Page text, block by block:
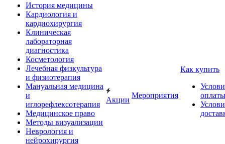
История медицины
Кардиология и
кардиохирургия
Клиническая
лабораторная
диагностика
Косметология
Лечебная физкультура
и физиотерапия
Мануальная медицина
и
иглорефлексотерапия
Медицинское право
Методы визуализации
Неврология и
нейрохирургия
Акции
Мероприятия
Как купить
оплаты